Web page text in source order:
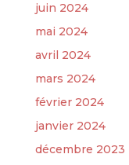
juin 2024
mai 2024
avril 2024
mars 2024
février 2024
janvier 2024
décembre 2023